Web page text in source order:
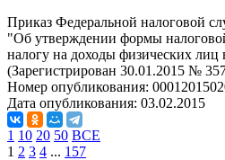
Приказ Федеральной налоговой
"Об утверждении формы
налогу на доходы физических
(Зарегистрирован 30.01.2015 №
Номер опубликования:
Дата опубликования: 03.02.2015
1 10 20 50 ВСЕ
1 2 3 4 ... 157